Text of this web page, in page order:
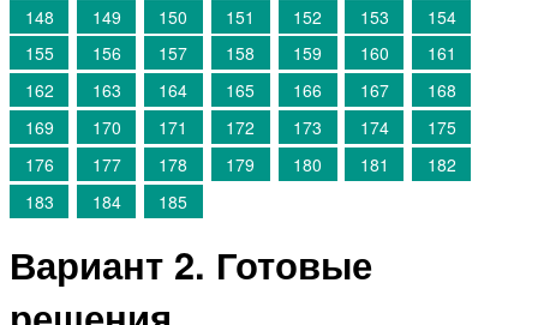
148
149 150 151 152 153
154
155
156 157 158 159 160
161
162
163 164 165 166 167
168
169
170 171 172 173 174
175
176
177 178 179 180 181
182
183
184 185
Вариант 2. Готовые